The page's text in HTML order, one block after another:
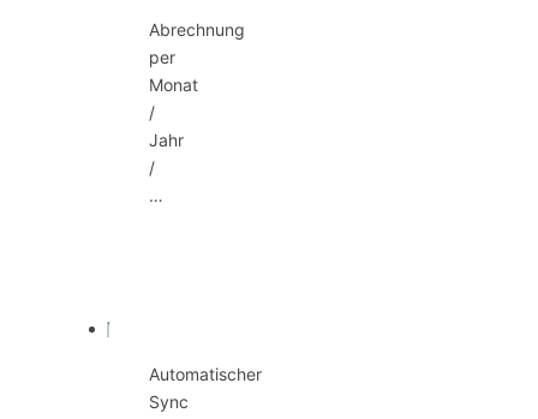
Abrechnung
per
Monat
/
Jahr
/
…
Automatischer
Sync